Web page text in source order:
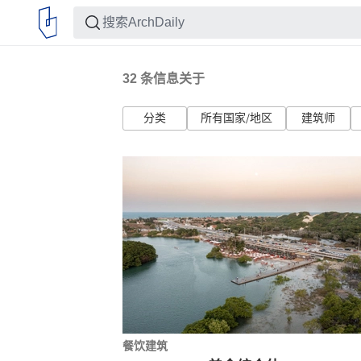
32 条信息关于
分类 所有国家/地区 建筑师
餐饮建筑